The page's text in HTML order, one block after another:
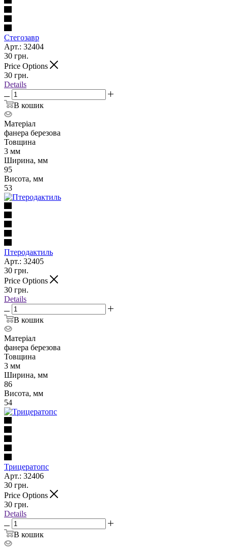
Стегозавр
Арт.: 32404
30 грн.
Price Options
30 грн.
Details
В кошик
Матеріал
фанера березова
Товщина
3 мм
Ширина, мм
95
Висота, мм
53
Птеродактиль
Арт.: 32405
30 грн.
Price Options
30 грн.
Details
В кошик
Матеріал
фанера березова
Товщина
3 мм
Ширина, мм
86
Висота, мм
54
Трицератопс
Арт.: 32406
30 грн.
Price Options
30 грн.
Details
В кошик